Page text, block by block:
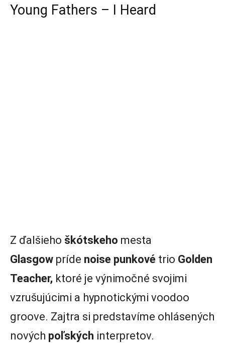
Young Fathers – I Heard
Z ďalšieho škótskeho mesta
Glasgow príde noise punkové trio Golden
Teacher, ktoré je výnimočné svojimi
vzrušujúcimi a hypnotickými voodoo
groove. Zajtra si predstavíme ohlásených
nových poľských interpretov.